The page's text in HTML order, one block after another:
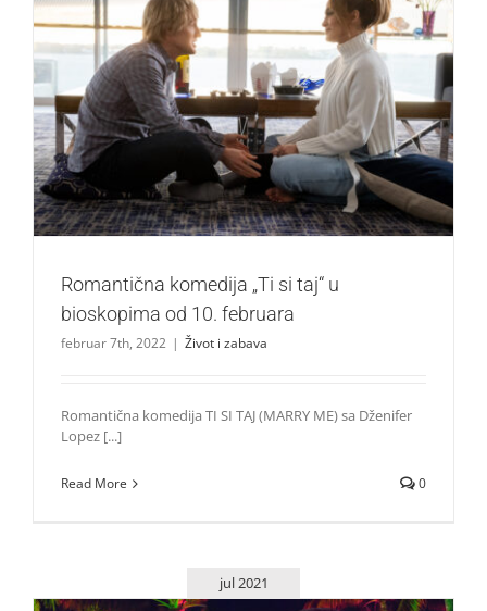
Romantična komedija „Ti si taj“ u bioskopima od 10.
februara
Život i zabava
Romantična komedija „Ti si taj“ u
bioskopima od 10. februara
februar 7th, 2022 | Život i zabava
Romantična komedija TI SI TAJ (MARRY ME) sa Dženifer
Lopez [...]
Read More 0
jul 2021